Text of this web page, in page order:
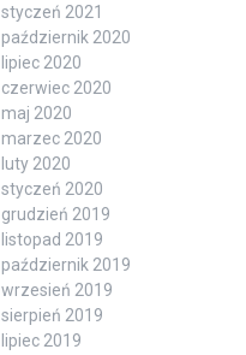
styczeń 2021
październik 2020
lipiec 2020
czerwiec 2020
maj 2020
marzec 2020
luty 2020
styczeń 2020
grudzień 2019
listopad 2019
październik 2019
wrzesień 2019
sierpień 2019
lipiec 2019